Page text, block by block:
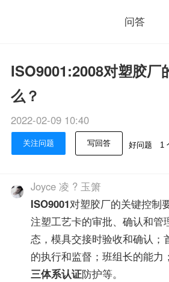
问答
ISO9001:2008对塑胶厂
么？
2022-02-09 10:40
关注问题 写回答 好问题
Joyce 凌 ? 玉箫
ISO9001对塑胶厂的关键控制
注塑工艺卡的审批、确认和管
态，模具交接时验收和确认；
的执行和监督；班组长的能力
三体系认证防护等。